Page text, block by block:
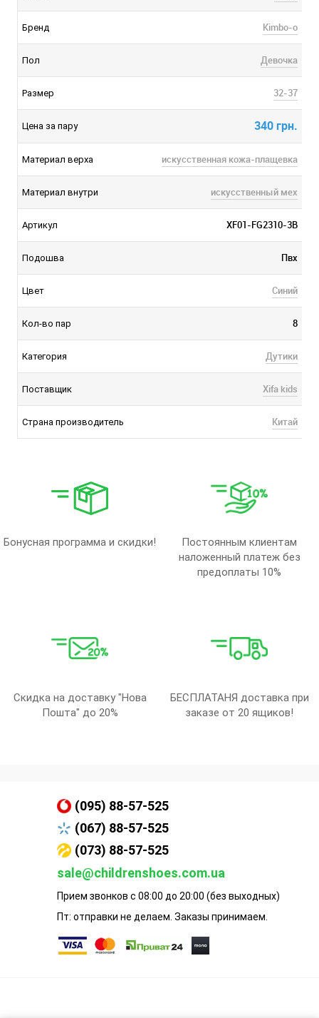
Бренд Kimbo-o
Пол Девочка
Размер 32-37
Цена за пару 340 грн.
Материал верха искусственная кожа-плащевка
Материал внутри искусственный мех
Артикул XF01-FG2310-3B
Подошва Пвх
Цвет Синий
Кол-во пар 8
Категория Дутики
Поставщик Xifa kids
Страна производитель Китай
Бонусная программа и скидки!
Постоянным клиентам
наложенный платеж без
предоплаты 10%
Скидка на доставку "Нова
Пошта" до 20%
БЕСПЛАТАНЯ доставка при
заказе от 20 ящиков!
(095) 88-57-525
(067) 88-57-525
(073) 88-57-525
sale@childrenshoes.com.ua
Прием звонков с 08:00 до 20:00 (без выходных)
Пт: отправки не делаем. Заказы принимаем.